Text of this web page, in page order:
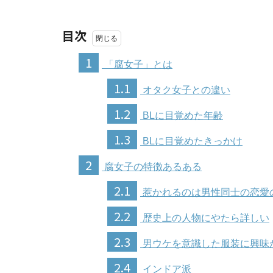
目次
1
「腐女子」とは
1.1 オタク女子との違い
1.2 BLに目覚めた年齢
1.3 BLに目覚めたきっかけ
2 腐女子の特徴あるある
2.1 惹かれるのは男性同士の恋愛
2.2 歴史上の人物にやたら詳しい
2.3 男ウケを意識した服装に興味
2.4 インドア派